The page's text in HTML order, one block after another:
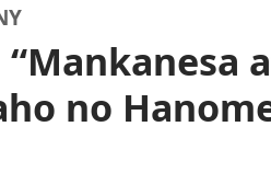
“Mankanesa
no